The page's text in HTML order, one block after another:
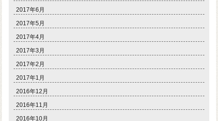
2017年6月
2017年5月
2017年4月
2017年3月
2017年2月
2017年1月
2016年12月
2016年11月
2016年10月